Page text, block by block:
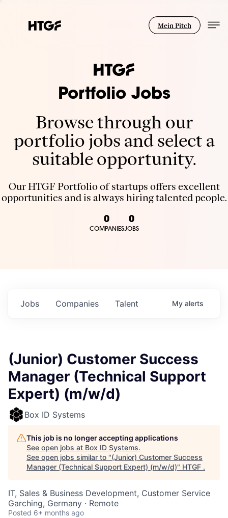
Mein Pitch
Portfolio Jobs
Browse through our
portfolio jobs and select a
suitable opportunity.
Our HTGF Portfolio of startups offers excellent
opportunities and is always hiring talented people.
0
COMPANIES
0
JOBS
Jobs Companies Talent My alerts
(Junior) Customer Success
Manager (Technical Support
Expert) (m/w/d)
Box ID Systems
This job is no longer accepting applications
See open jobs at Box ID Systems.
See open jobs similar to "(Junior) Customer Success
Manager (Technical Support Expert) (m/w/d)" HTGF .
IT, Sales & Business Development, Customer Service
Garching, Germany · Remote
Posted 6+ months ago